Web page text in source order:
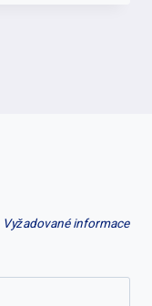
Vyžadované informace